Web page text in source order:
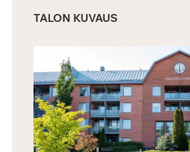
TALON KUVAUS